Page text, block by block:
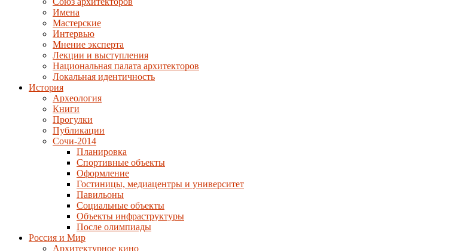
Имена
Мастерские
Интервью
Мнение эксперта
Лекции и выступления
Национальная палата архитекторов
Локальная идентичность
История
Археология
Книги
Прогулки
Публикации
Сочи-2014
Планировка
Спортивные объекты
Оформление
Гостиницы, медиацентры и университет
Павильоны
Социальные объекты
Объекты инфраструктуры
После олимпиады
Россия и Мир
Архитектурное кино